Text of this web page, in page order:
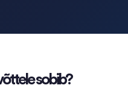
sobib?